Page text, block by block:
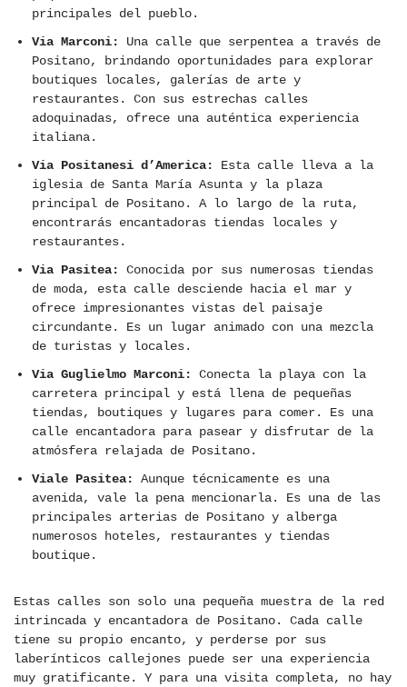
principales del pueblo.
Via Marconi:
Una calle que serpentea a través de
Positano, brindando oportunidades para explorar
boutiques locales, galerías de arte y
restaurantes. Con sus estrechas calles
adoquinadas, ofrece una auténtica experiencia
italiana.
Via Positanesi d’America:
Esta calle lleva a la
iglesia de Santa María Asunta y la plaza
principal de Positano. A lo largo de la ruta,
encontrarás encantadoras tiendas locales y
restaurantes.
Via Pasitea:
Conocida por sus numerosas tiendas
de moda, esta calle desciende hacia el mar y
ofrece impresionantes vistas del paisaje
circundante. Es un lugar animado con una mezcla
de turistas y locales.
Via Guglielmo Marconi:
Conecta la playa con la
carretera principal y está llena de pequeñas
tiendas, boutiques y lugares para comer. Es una
calle encantadora para pasear y disfrutar de la
atmósfera relajada de Positano.
Viale Pasitea:
Aunque técnicamente es una
avenida, vale la pena mencionarla. Es una de las
principales arterias de Positano y alberga
numerosos hoteles, restaurantes y tiendas
boutique.
Estas calles son solo una pequeña muestra de la red
intrincada y encantadora de Positano. Cada calle
tiene su propio encanto, y perderse por sus
laberínticos callejones puede ser una experiencia
muy gratificante. Y para una visita completa, no hay